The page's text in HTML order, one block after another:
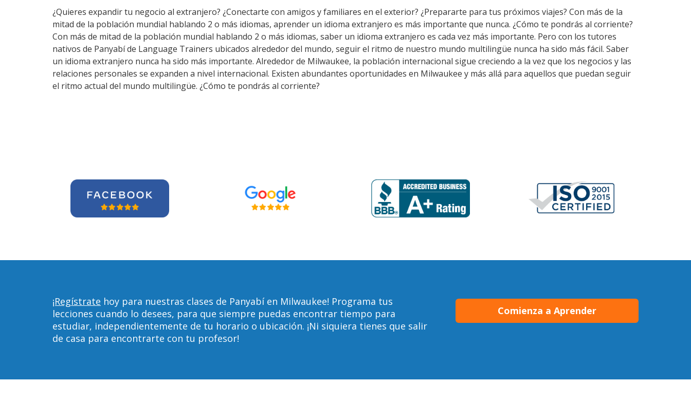
¿Quieres expandir tu negocio al extranjero? ¿Conectarte con amigos y familiares en el exterior? ¿Prepararte para tus próximos viajes? Con más de la
mitad de la población mundial hablando 2 o más idiomas, aprender un idioma extranjero es más importante que nunca. ¿Cómo te pondrás al corriente?
Con más de mitad de la población mundial hablando 2 o más idiomas, saber un idioma extranjero es cada vez más importante. Pero con los tutores
nativos de Panyabí de Language Trainers ubicados alrededor del mundo, seguir el ritmo de nuestro mundo multilingüe nunca ha sido más fácil. Saber
un idioma extranjero nunca ha sido más importante. Alrededor de Milwaukee, la población internacional sigue creciendo a la vez que los negocios y las
relaciones personales se expanden a nivel internacional. Existen abundantes oportunidades en Milwaukee y más allá para aquellos que puedan seguir
el ritmo actual del mundo multilingüe. ¿Cómo te pondrás al corriente?
¡Regístrate hoy para nuestras clases de Panyabí en Milwaukee! Programa tus
lecciones cuando lo desees, para que siempre puedas encontrar tiempo para
estudiar, independientemente de tu horario o ubicación. ¡Ni siquiera tienes que salir
de casa para encontrarte con tu profesor!
Comienza a Aprender